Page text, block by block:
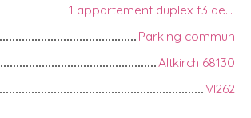
1 appartement duplex f3 de 68.50m
Parking commun
Altkirch 68130
VI262